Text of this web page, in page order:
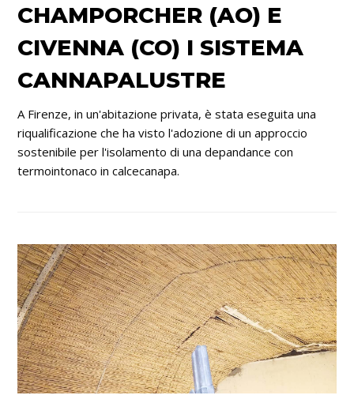
CHAMPORCHER (AO) E
CIVENNA (CO) I SISTEMA
CANNAPALUSTRE
A Firenze, in un'abitazione privata, è stata eseguita una
riqualificazione che ha visto l'adozione di un approccio
sostenibile per l'isolamento di una depandance con
termointonaco in calcecanapa.